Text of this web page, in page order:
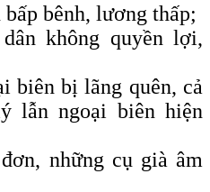
bênh, lương thấp;
không quyền lợi,
biên bị lãng quên, cả
lẫn ngoại biên hiện
những cụ già âm